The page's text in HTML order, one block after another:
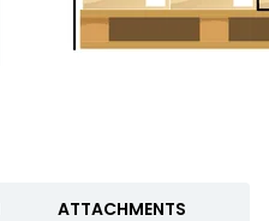
ATTACHMENTS